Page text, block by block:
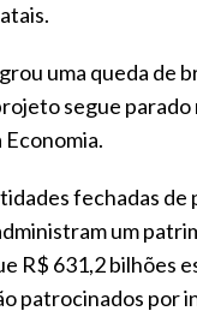
uma queda de
segue parado
fechadas de
um
R$ 631,2 bilhões
patrocinados por